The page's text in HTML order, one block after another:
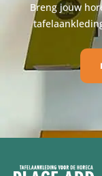
Breng jouw